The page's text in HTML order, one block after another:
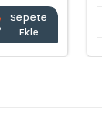
Sepete
Ekle